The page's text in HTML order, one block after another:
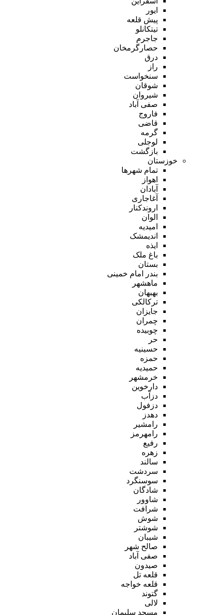
ایور
پیش قلعه
تیتکانلو
جاجرم
حصارگرمخان
درق
راز
سنخواست
شوقان
شیروان
صفی آباد
فاروج
قاضی
گرمه
لوجلی
بازگشت
خوزستان
تمام شهر‌ها
اهواز
آبادان
آغاجاری
اروندکنار
الوان
امیدیه
اندیمشک
ایذه
باغ ملک
بستان
بندر امام خمینی
ماهشهر
بهبهان
ترکالکی
جایزان
چمران
چوبیده
حر
حسینیه
حمزه
حمیدیه
خرمشهر
دارخوین
دزآب
دزفول
دهدز
رامشیر
رامهرمز
رفیع
زهره
سالند
سردشت
سوسنگرد
شادگان
شاوور
شرافت
شوش
شوشتر
شیبان
صالح شهر
صفی آباد
صیدون
قلعه تل
قلعه خواجه
گتوند
لالی
مسجد سلیمان